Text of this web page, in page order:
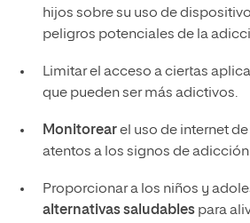
hijos sobre su uso de
peligros potenciales de la
Limitar el acceso a ciertas
que pueden ser más adictivos.
Monitorearel uso de internet
atentos a los signos de
Proporcionar a los niños y
alternativas saludablespara